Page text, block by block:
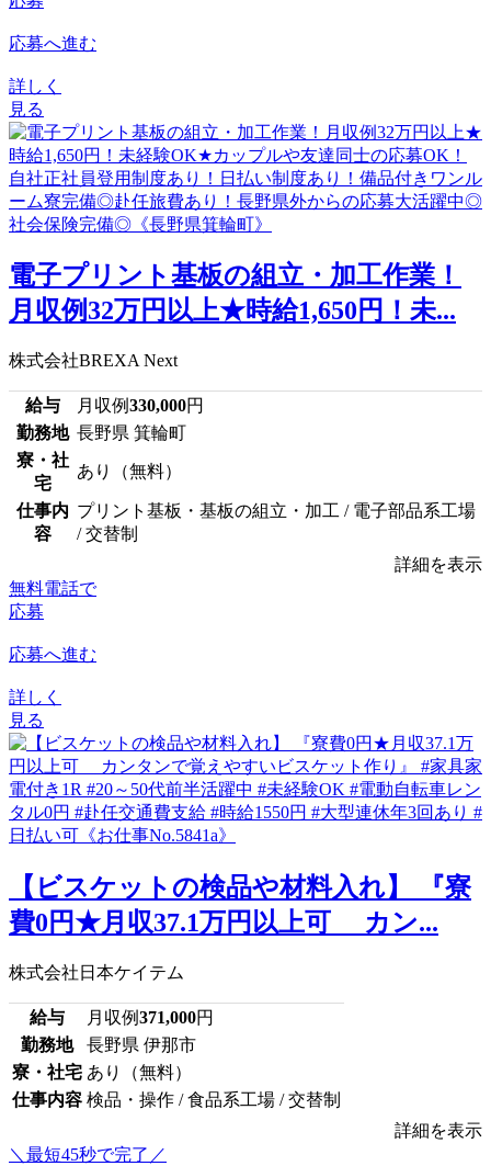
応募へ進む
詳しく
見る
電子プリント基板の組立・加工作業！
月収例32万円以上★時給1,650円！未...
株式会社BREXA Next
給与 月収例330,000円
勤務地 長野県 箕輪町
寮・社
宅
あり（無料）
仕事内
容
プリント基板・基板の組立・加工 / 電子部品系工場
/ 交替制
詳細を表示
無料電話で
応募
応募へ進む
詳しく
見る
【ビスケットの検品や材料入れ】 『寮
費0円★月収37.1万円以上可 カン...
株式会社日本ケイテム
給与 月収例371,000円
勤務地
長野県 伊那市
寮・社宅 あり（無料）
仕事内容 検品・操作 / 食品系工場 / 交替制
詳細を表示
＼最短45秒で完了／